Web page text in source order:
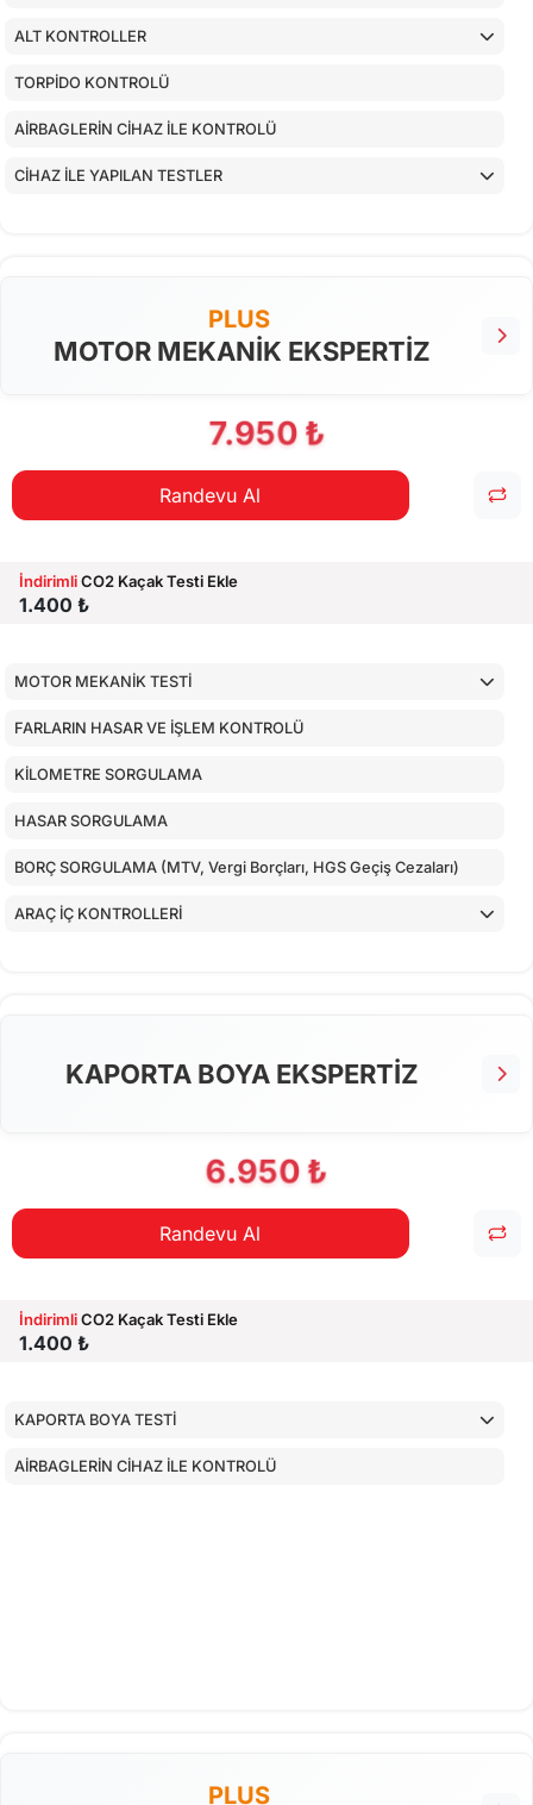
ALT KONTROLLER
TORPİDO KONTROLÜ
AİRBAGLERİN CİHAZ İLE KONTROLÜ
CİHAZ İLE YAPILAN TESTLER
PLUS
MOTOR MEKANİK EKSPERTİZ
7.950 ₺
Randevu Al
İndirimliCO2 Kaçak Testi Ekle
1.400 ₺
MOTOR MEKANİK TESTİ
FARLARIN HASAR VE İŞLEM KONTROLÜ
KİLOMETRE SORGULAMA
HASAR SORGULAMA
BORÇ SORGULAMA (MTV, Vergi Borçları, HGS Geçiş Cezaları)
ARAÇ İÇ KONTROLLERİ
KAPORTA BOYA EKSPERTİZ
6.950 ₺
Randevu Al
İndirimliCO2 Kaçak Testi Ekle
1.400 ₺
KAPORTA BOYA TESTİ
AİRBAGLERİN CİHAZ İLE KONTROLÜ
PLUS